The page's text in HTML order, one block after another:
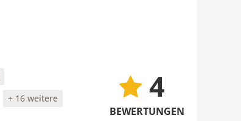
+ 16 weitere 4
BEWERTUNGEN